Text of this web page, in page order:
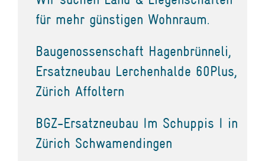
für mehr günstigen Wohnraum.
Baugenossenschaft Hagenbrünneli,
Ersatzneubau Lerchenhalde 60Plus,
Zürich Affoltern
BGZ-Ersatzneubau Im Schuppis I in
Zürich Schwamendingen